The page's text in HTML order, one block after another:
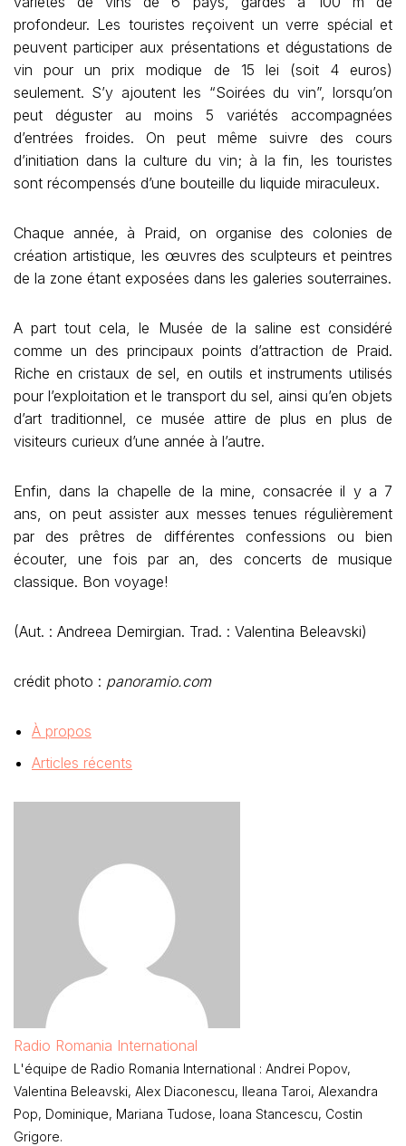
profondeur. Les touristes reçoivent un verre spécial et
peuvent participer aux présentations et dégustations de
vin pour un prix modique de 15 lei (soit 4 euros)
seulement. S’y ajoutent les “Soirées du vin”, lorsqu’on
peut déguster au moins 5 variétés accompagnées
d’entrées froides. On peut même suivre des cours
d’initiation dans la culture du vin; à la fin, les touristes
sont récompensés d’une bouteille du liquide miraculeux.
Chaque année, à Praid, on organise des colonies de
création artistique, les œuvres des sculpteurs et peintres
de la zone étant exposées dans les galeries souterraines.
A part tout cela, le Musée de la saline est considéré
comme un des principaux points d’attraction de Praid.
Riche en cristaux de sel, en outils et instruments utilisés
pour l’exploitation et le transport du sel, ainsi qu’en objets
d’art traditionnel, ce musée attire de plus en plus de
visiteurs curieux d’une année à l’autre.
Enfin, dans la chapelle de la mine, consacrée il y a 7
ans, on peut assister aux messes tenues régulièrement
par des prêtres de différentes confessions ou bien
écouter, une fois par an, des concerts de musique
classique. Bon voyage!
(Aut. : Andreea Demirgian. Trad. : Valentina Beleavski)
crédit photo : panoramio.com
À propos
Articles récents
Radio Romania International
L'équipe de Radio Romania International : Andrei Popov,
Valentina Beleavski, Alex Diaconescu, Ileana Taroi, Alexandra
Pop, Dominique, Mariana Tudose, Ioana Stancescu, Costin
Grigore.